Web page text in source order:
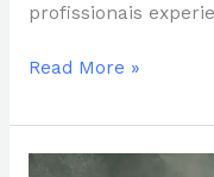
profissionais
Read More »
Como